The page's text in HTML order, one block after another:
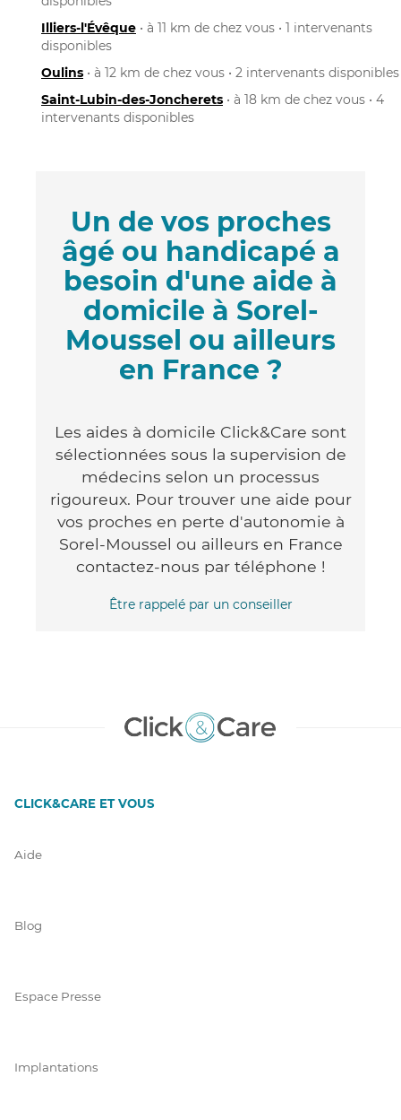
Illiers-l'Évêque • à 11 km de chez vous • 1 intervenants
disponibles
Oulins • à 12 km de chez vous • 2 intervenants disponibles
Saint-Lubin-des-Joncherets • à 18 km de chez vous • 4
intervenants disponibles
Un de vos proches
âgé ou handicapé a
besoin d'une aide à
domicile à Sorel-
Moussel ou ailleurs
en France ?
Les aides à domicile Click&Care sont
sélectionnées sous la supervision de
médecins selon un processus
rigoureux. Pour trouver une aide pour
vos proches en perte d'autonomie à
Sorel-Moussel ou ailleurs en France
contactez-nous par téléphone !
Être rappelé par un conseiller
CLICK&CARE ET VOUS
Aide
Blog
Espace Presse
Implantations